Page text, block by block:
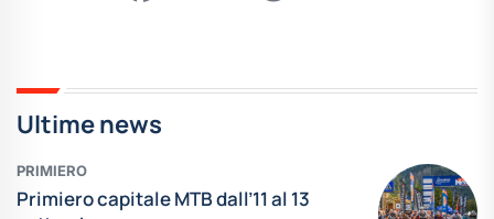
Ultime news
PRIMIERO
Primiero capitale MTB dall’11 al 13